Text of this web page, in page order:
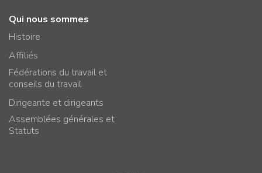
Qui nous sommes
Histoire
Affiliés
Fédérations du travail et
conseils du travail
Dirigeante et dirigeants
Assemblées générales et
Statuts